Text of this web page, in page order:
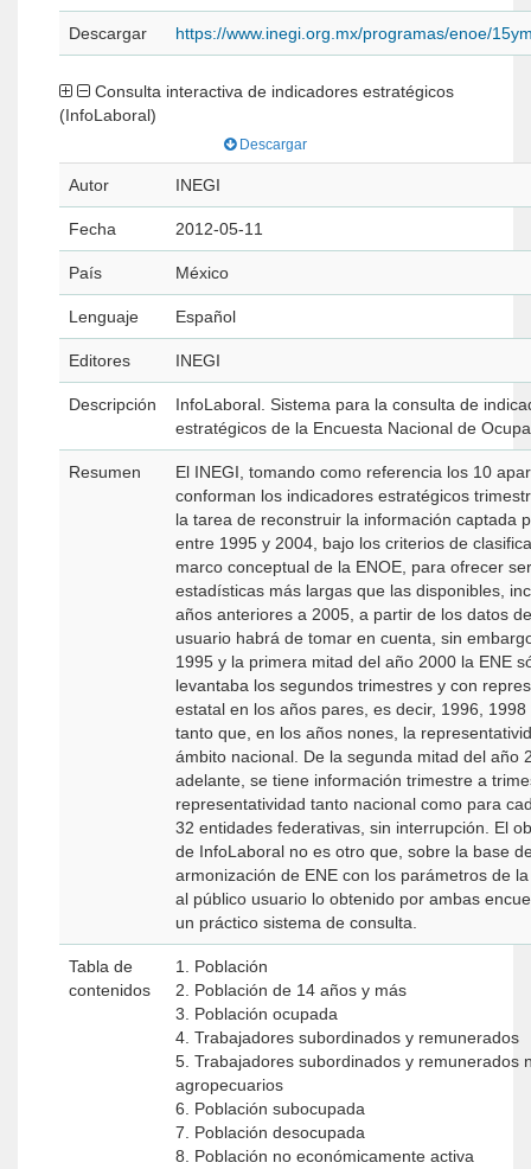
Descargar https://www.inegi.org.mx/programas/enoe/
(InfoLaboral)
Descargar
Autor INEGI
Fecha 2012-05-11
País México
Lenguaje Español
Editores INEGI
Descripción
InfoLaboral. Sistema para la consulta de
estratégicos de la Encuesta Nacional de
Resumen
El INEGI, tomando como referencia los 10
conforman los indicadores estratégicos
la tarea de reconstruir la información captada
entre 1995 y 2004, bajo los criterios de
marco conceptual de la ENOE, para ofrecer
estadísticas más largas que las disponibles,
años anteriores a 2005, a partir de los datos
usuario habrá de tomar en cuenta, sin
1995 y la primera mitad del año 2000 la ENE
levantaba los segundos trimestres y con
estatal en los años pares, es decir, 1996,
tanto que, en los años nones, la
ámbito nacional. De la segunda mitad del año
adelante, se tiene información trimestre a
representatividad tanto nacional como para
32 entidades federativas, sin interrupción. El
de InfoLaboral no es otro que, sobre la base
armonización de ENE con los parámetros de
al público usuario lo obtenido por ambas
un práctico sistema de consulta.
Tabla de
contenidos
1. Población
2. Población de 14 años y más
3. Población ocupada
4. Trabajadores subordinados y remunerados
5. Trabajadores subordinados y remunerados
agropecuarios
6. Población subocupada
7. Población desocupada
8. Población no económicamente activa